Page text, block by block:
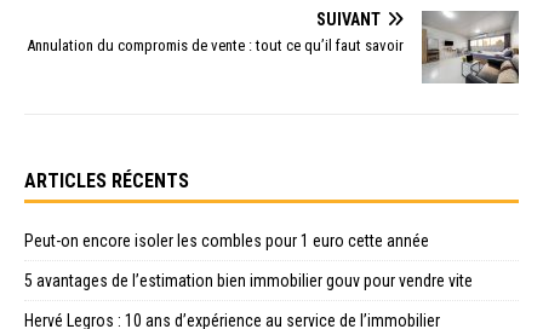
SUIVANT
Annulation du compromis de vente : tout ce qu’il faut savoir
ARTICLES RÉCENTS
Peut-on encore isoler les combles pour 1 euro cette année
5 avantages de l’estimation bien immobilier gouv pour vendre vite
Hervé Legros : 10 ans d’expérience au service de l’immobilier